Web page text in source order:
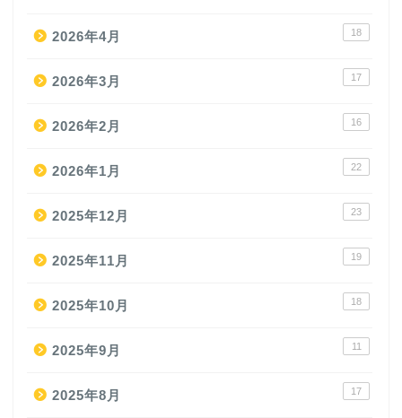
2026年4月 18
2026年3月 17
2026年2月 16
2026年1月 22
2025年12月 23
2025年11月 19
2025年10月 18
2025年9月 11
2025年8月 17